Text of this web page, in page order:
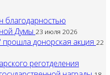
благодарностью
Думы 23 июля 2026
донорская акция 22
реготделения